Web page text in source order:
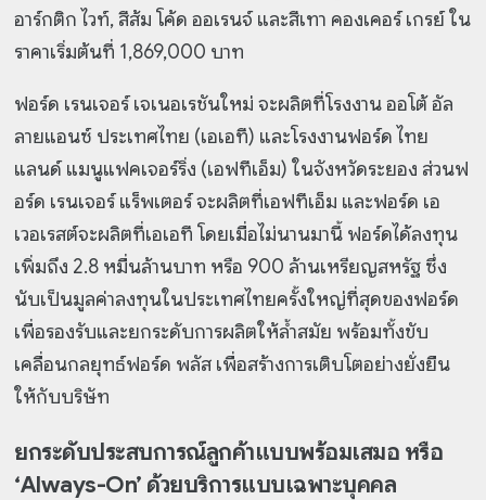
อาร์กติก ไวท์, สีส้ม โค้ด ออเรนจ์ และสีเทา คองเคอร์ เกรย์ ใน
ราคาเริ่มต้นที่ 1,869,000 บาท
ฟอร์ด เรนเจอร์ เจเนอเรชันใหม่ จะผลิตที่โรงงาน ออโต้ อัล
ลายแอนซ์ ประเทศไทย (เอเอที) และโรงงานฟอร์ด ไทย
แลนด์ แมนูแฟคเจอร์ริ่ง (เอฟทีเอ็ม) ในจังหวัดระยอง ส่วนฟ
อร์ด เรนเจอร์ แร็พเตอร์ จะผลิตที่เอฟทีเอ็ม และฟอร์ด เอ
เวอเรสต์จะผลิตที่เอเอที โดยเมื่อไม่นานมานี้ ฟอร์ดได้ลงทุน
เพิ่มถึง 2.8 หมื่นล้านบาท หรือ 900 ล้านเหรียญสหรัฐ ซึ่ง
นับเป็นมูลค่าลงทุนในประเทศไทยครั้งใหญ่ที่สุดของฟอร์ด
เพื่อรองรับและยกระดับการผลิตให้ล้ำสมัย พร้อมทั้งขับ
เคลื่อนกลยุทธ์ฟอร์ด พลัส เพื่อสร้างการเติบโตอย่างยั่งยืน
ให้กับบริษัท
ยกระดับประสบการณ์ลูกค้าแบบพร้อมเสมอ หรือ
‘Always-On’ ด้วยบริการแบบเฉพาะบุคคล